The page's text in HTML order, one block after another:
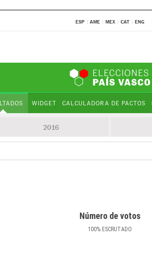
ESP AME MEX CAT ENG
WIDGET CALCULADORA DE PACTOS
2016
Número de votos
100% ESCRUTADO